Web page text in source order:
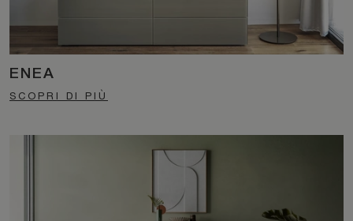
ENEA
SCOPRI DI PIÙ